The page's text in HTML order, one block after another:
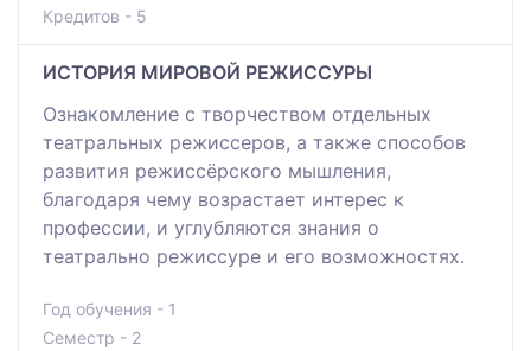
Кредитов - 5
ИСТОРИЯ МИРОВОЙ РЕЖИССУРЫ
Ознакомление с творчеством отдельных
театральных режиссеров, а также способов
развития режиссёрского мышления,
благодаря чему возрастает интерес к
профессии, и углубляются знания о
театрально режиссуре и его возможностях.
Год обучения - 1
Семестр - 2